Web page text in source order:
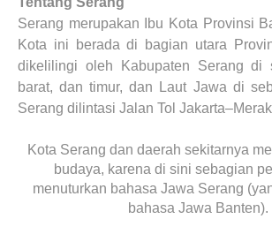
Serang merupakan Ibu Kota Provinsi
Kota ini berada di bagian utara
dikelilingi oleh Kabupaten Serang di
barat, dan timur, dan Laut Jawa di
Serang dilintasi Jalan Tol
Kota Serang dan daerah sekitarnya
budaya, karena di sini sebagian
menuturkan bahasa Jawa Serang
bahasa Jawa Banten).